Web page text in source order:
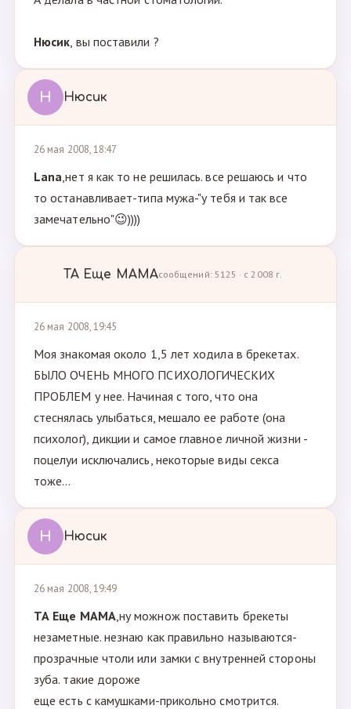
Нюсик, вы поставили ?
Н Нюсик
26 мая 2008, 18:47
Lana,нет я как то не решилась. все решаюсь и что
то останавливает-типа мужа-"у тебя и так все
замечательно"😉))))
ТА Ещe МАМАсообщений: 5125 · с 2008 г.
26 мая 2008, 19:45
Моя знакомая около 1,5 лет ходила в брекетах.
БЫЛО ОЧЕНЬ МНОГО ПСИХОЛОГИЧЕСКИХ
ПРОБЛЕМ у нее. Начиная с того, что она
стеснялась улыбаться, мешало ее работе (она
психолог), дикции и самое главное личной жизни -
поцелуи исключались, некоторые виды секса
тоже...
Н Нюсик
26 мая 2008, 19:49
ТА Ещe МАМА,ну можнож поставить брекеты
незаметные. незнаю как правильно называются-
прозрачные чтоли или замки с внутренней стороны
зуба. такие дороже
еще есть с камушками-прикольно смотрится.